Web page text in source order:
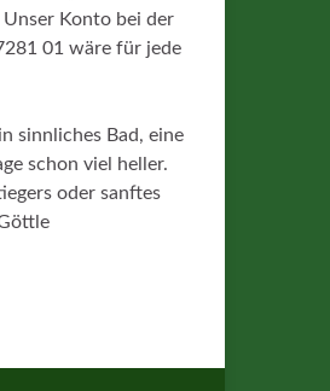
Unser Konto bei der
01 wäre für jede
sinnliches Bad, eine
schon viel heller.
oder sanftes